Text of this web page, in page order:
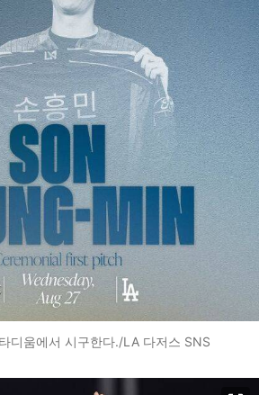
디움에서 시구한다./LA 다저스 SNS